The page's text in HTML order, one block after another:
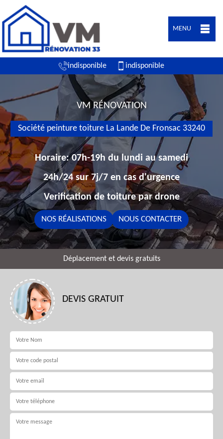
MENU
indisponible indisponible
VM RÉNOVATION
Société peinture toiture La Lande De Fronsac 33240
Horaire: 07h-19h du lundi au samedi
24h/24 sur 7j/7 en cas d'urgence
Verification de toiture par drone
NOS RÉALISATIONS NOUS CONTACTER
Déplacement et devis gratuits
DEVIS GRATUIT